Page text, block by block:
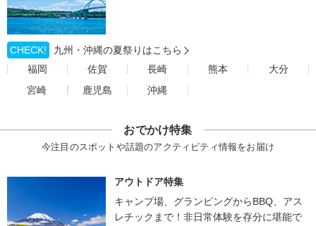
CHECK!
九州・沖縄の夏祭りはこちら
福岡
佐賀 長崎 熊本
大分
宮崎
鹿児島 沖縄
おでかけ特集
今注目のスポットや話題のアクティビティ情報をお届け
アウトドア特集
キャンプ場、グランピングからBBQ、アス
レチックまで！非日常体験を存分に堪能で